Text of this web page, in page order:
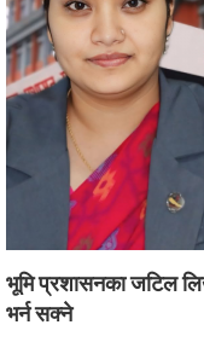
भूमि प्रशासनका जटिल
भर्न सक्ने